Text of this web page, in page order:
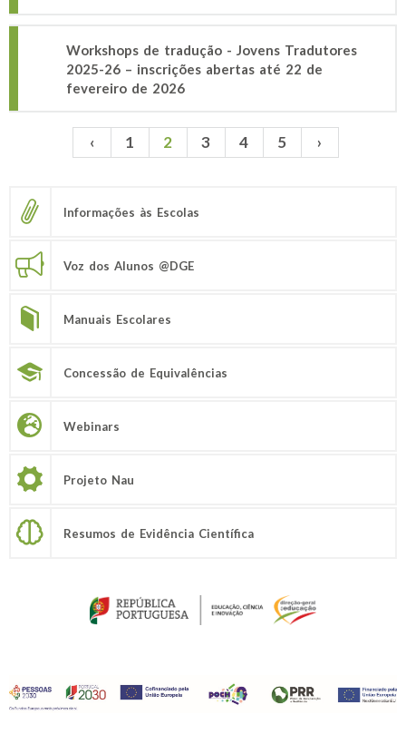
Workshops de tradução - Jovens Tradutores
2025-26 – inscrições abertas até 22 de
fevereiro de 2026
Páginas ‹ 1 2 3 4 5 ›
Informações às Escolas
Voz dos Alunos @DGE
Manuais Escolares
Concessão de Equivalências
Webinars
Projeto Nau
Resumos de Evidência Científica